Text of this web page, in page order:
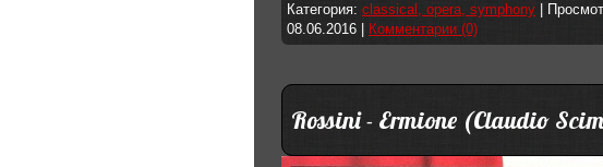
Категория: classical, opera, symphony |
08.06.2016
Комментарии (0)
Rossini - Ermione (Claudio